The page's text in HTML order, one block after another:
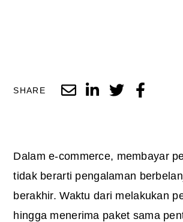
SHARE
Dalam e-commerce, membayar
tidak berarti pengalaman
berakhir. Waktu dari melakukan
hingga menerima paket sama